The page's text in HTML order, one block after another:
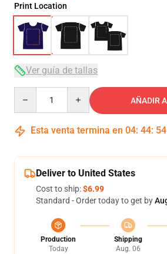
Print Location
Ver guía de tallas
AÑADIR
Esta venta termina en 04: 44: 54
Deliver to United States
Cost to ship:$6.99
Standard - Order today to get by
Production
Today
Shipping
Aug. 06